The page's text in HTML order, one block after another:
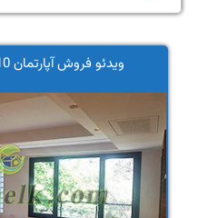
ویدئو فروش آپارتمان 110 متری بالای کاج